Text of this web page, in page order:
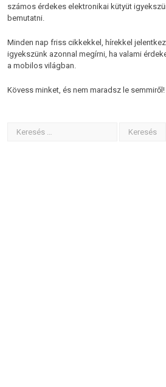
számos érdekes elektronikai kütyüt
bemutatni.
Minden nap friss cikkekkel, hírekkel
igyekszünk azonnal megírni, ha valami
a mobilos világban.
Kövess minket, és nem maradsz le semmiről!